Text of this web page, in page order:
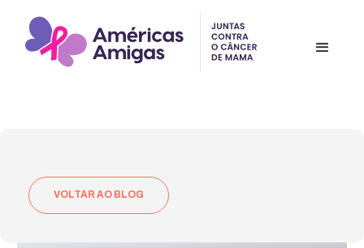
VOLTAR AO BLOG